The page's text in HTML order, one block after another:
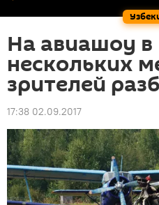
На авиашоу
нескольких
зрителей
17:38 02.09.2017